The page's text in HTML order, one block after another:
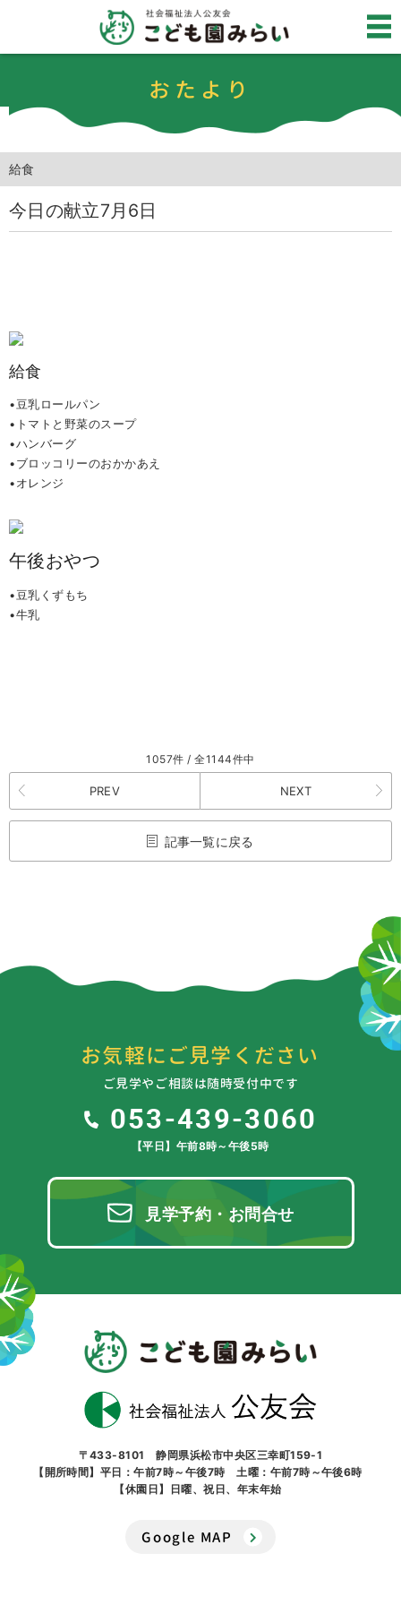
おたより
給食
今日の献立7月6日
給食
•豆乳ロールパン
•トマトと野菜のスープ
•ハンバーグ
•ブロッコリーのおかかあえ
•オレンジ
午後おやつ
•豆乳くずもち
•牛乳
1057件 / 全1144件中
PREV NEXT
記事一覧に戻る
お気軽にご見学ください
ご見学やご相談は随時受付中です
053-439-3060
【平日】午前8時～午後5時
見学予約・お問合せ
〒433-8101 静岡県浜松市中央区三幸町159-1
【開所時間】平日：午前7時～午後7時 土曜：午前7時～午後6時
【休園日】日曜、祝日、年末年始
Google MAP